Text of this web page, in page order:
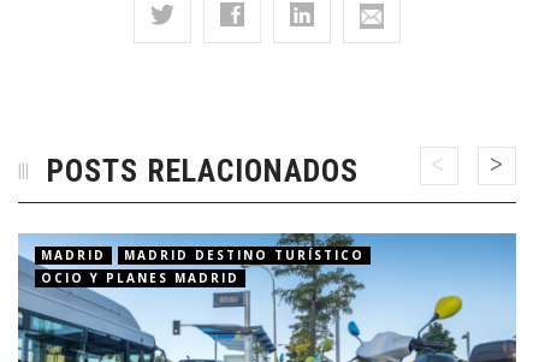
POSTS RELACIONADOS
MADRID
MADRID DESTINO TURÍSTICO
OCIO Y PLANES MADRID